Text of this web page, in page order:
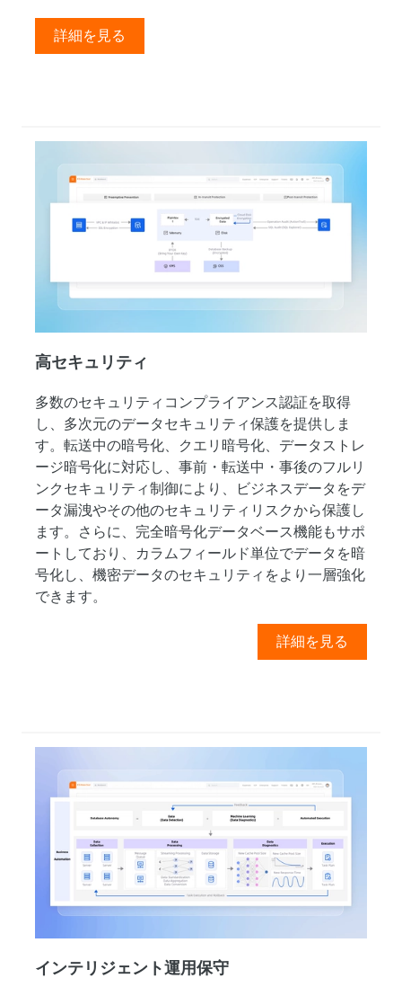
詳細を見る
高セキュリティ
多数のセキュリティコンプライアンス認証を取得
し、多次元のデータセキュリティ保護を提供しま
す。転送中の暗号化、クエリ暗号化、データストレ
ージ暗号化に対応し、事前・転送中・事後のフルリ
ンクセキュリティ制御により、ビジネスデータをデ
ータ漏洩やその他のセキュリティリスクから保護し
ます。さらに、完全暗号化データベース機能もサポ
ートしており、カラムフィールド単位でデータを暗
号化し、機密データのセキュリティをより一層強化
できます。
詳細を見る
インテリジェント運用保守